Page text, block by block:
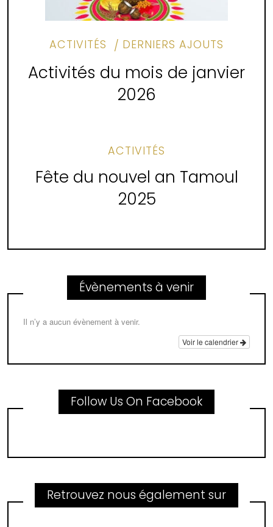
ACTIVITÉS DERNIERS AJOUTS
Activités du mois de janvier
2026
ACTIVITÉS
Fête du nouvel an Tamoul
2025
Évènements à venir
Il n’y a aucun évènement à venir.
Voir le calendrier
Follow Us On Facebook
Retrouvez nous également sur